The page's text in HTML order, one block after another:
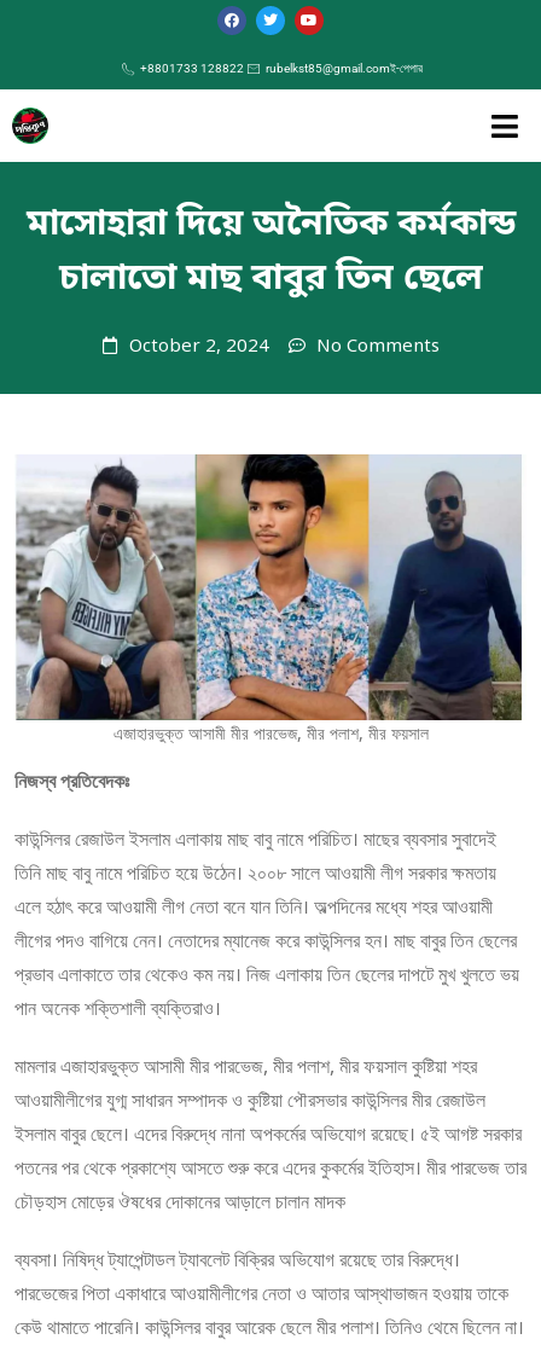
+8801733 128822 rubelkst85@gmail.comই-পেপার
মাসোহারা দিয়ে অনৈতিক কর্মকান্ড
চালাতো মাছ বাবুর তিন ছেলে
October 2, 2024 No Comments
এজাহারভুক্ত আসামী মীর পারভেজ, মীর পলাশ, মীর ফয়সাল
নিজস্ব প্রতিবেদকঃ
কাউন্সিলর রেজাউল ইসলাম এলাকায় মাছ বাবু নামে পরিচিত। মাছের ব্যবসার সুবাদেই
তিনি মাছ বাবু নামে পরিচিত হয়ে উঠেন। ২০০৮ সালে আওয়ামী লীগ সরকার ক্ষমতায়
এলে হঠাৎ করে আওয়ামী লীগ নেতা বনে যান তিনি। অল্পদিনের মধ্যে শহর আওয়ামী
লীগের পদও বাগিয়ে নেন। নেতাদের ম্যানেজ করে কাউন্সিলর হন। মাছ বাবুর তিন ছেলের
প্রভাব এলাকাতে তার থেকেও কম নয়। নিজ এলাকায় তিন ছেলের দাপটে মুখ খুলতে ভয়
পান অনেক শক্তিশালী ব্যক্তিরাও।
মামলার এজাহারভুক্ত আসামী মীর পারভেজ, মীর পলাশ, মীর ফয়সাল কুষ্টিয়া শহর
আওয়ামীলীগের যুগ্ম সাধারন সম্পাদক ও কুষ্টিয়া পৌরসভার কাউন্সিলর মীর রেজাউল
ইসলাম বাবুর ছেলে। এদের বিরুদ্ধে নানা অপকর্মের অভিযোগ রয়েছে। ৫ই আগষ্ট সরকার
পতনের পর থেকে প্রকাশ্যে আসতে শুরু করে এদের কুকর্মের ইতিহাস। মীর পারভেজ তার
চৌড়হাস মোড়ের ঔষধের দোকানের আড়ালে চালান মাদক
ব্যবসা। নিষিদ্ধ ট্যাপেন্টাডল ট্যাবলেট বিক্রির অভিযোগ রয়েছে তার বিরুদ্ধে।
পারভেজের পিতা একাধারে আওয়ামীলীগের নেতা ও আতার আস্থাভাজন হওয়ায় তাকে
কেউ থামাতে পারেনি। কাউন্সিলর বাবুর আরেক ছেলে মীর পলাশ। তিনিও থেমে ছিলেন না।